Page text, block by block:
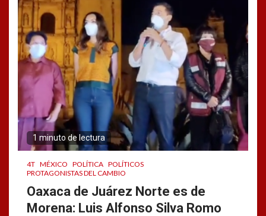
1 minuto de lectura
4T MÉXICO POLÍTICA POLÍTICOS
PROTAGONISTAS DEL CAMBIO
Oaxaca de Juárez Norte es de
Morena: Luis Alfonso Silva Romo